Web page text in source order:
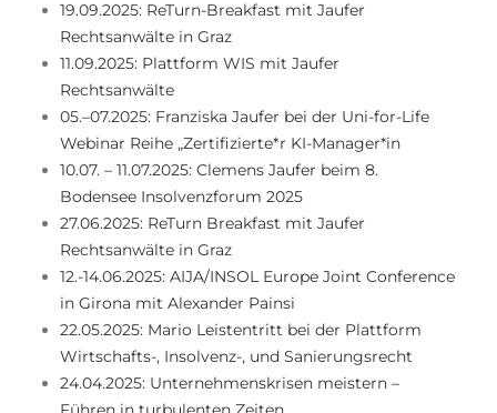
19.09.2025: ReTurn-Breakfast mit Jaufer
Rechtsanwälte in Graz
11.09.2025: Plattform WIS mit Jaufer
Rechtsanwälte
05.–07.2025: Franziska Jaufer bei der Uni-for-Life
Webinar Reihe „Zertifizierte*r KI-Manager*in
10.07. – 11.07.2025: Clemens Jaufer beim 8.
Bodensee Insolvenzforum 2025
27.06.2025: ReTurn Breakfast mit Jaufer
Rechtsanwälte in Graz
12.-14.06.2025: AIJA/INSOL Europe Joint Conference
in Girona mit Alexander Painsi
22.05.2025: Mario Leistentritt bei der Plattform
Wirtschafts-, Insolvenz-, und Sanierungsrecht
24.04.2025: Unternehmenskrisen meistern –